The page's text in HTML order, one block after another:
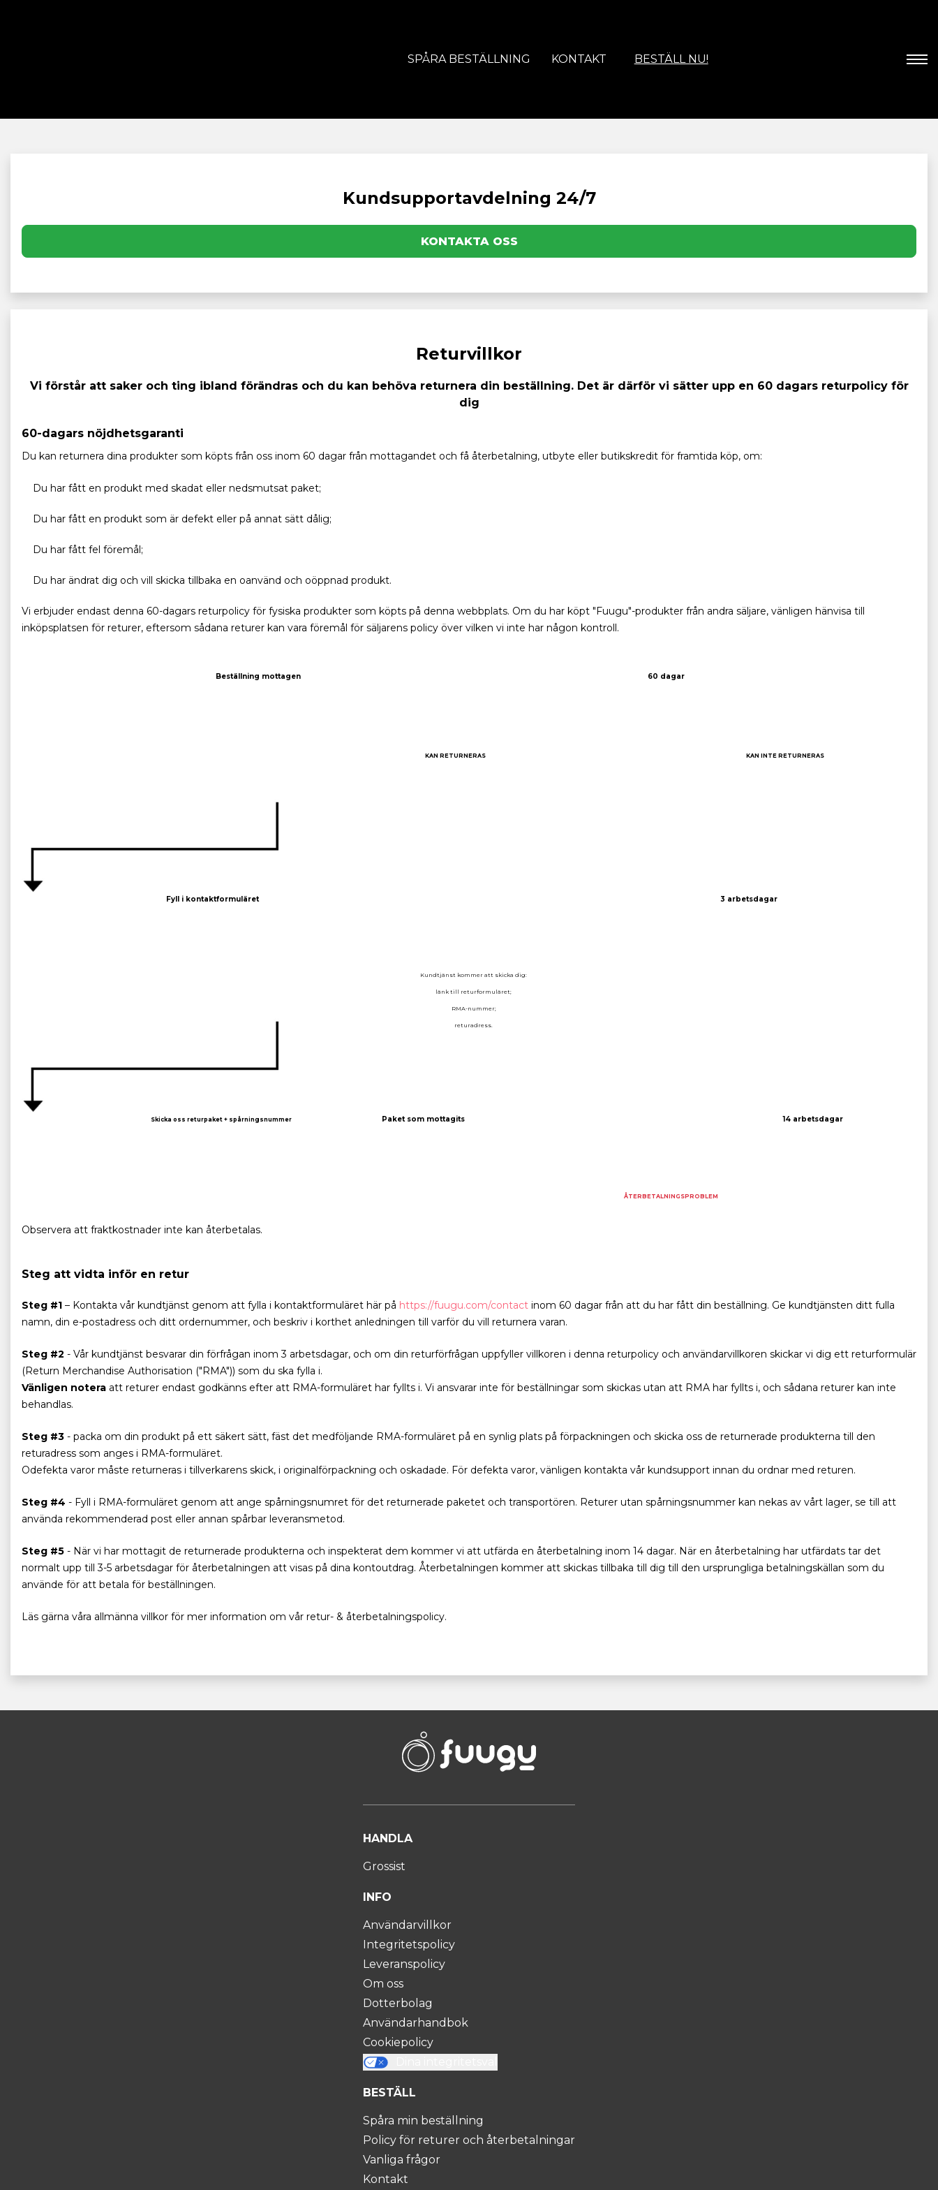
SPÅRA BESTÄLLNING KONTAKT BESTÄLL NU!
Kundsupportavdelning 24/7
KONTAKTA OSS
Returvillkor
Vi förstår att saker och ting ibland förändras och du kan behöva returnera din beställning. Det är därför vi sätter upp en 60 dagars returpolicy för
dig
60-dagars nöjdhetsgaranti
Du kan returnera dina produkter som köpts från oss inom 60 dagar från mottagandet och få återbetalning, utbyte eller butikskredit för framtida köp, om:
Du har fått en produkt med skadat eller nedsmutsat paket;
Du har fått en produkt som är defekt eller på annat sätt dålig;
Du har fått fel föremål;
Du har ändrat dig och vill skicka tillbaka en oanvänd och oöppnad produkt.
Vi erbjuder endast denna 60-dagars returpolicy för fysiska produkter som köpts på denna webbplats. Om du har köpt "Fuugu"-produkter från andra säljare, vänligen hänvisa till
inköpsplatsen för returer, eftersom sådana returer kan vara föremål för säljarens policy över vilken vi inte har någon kontroll.
Beställning mottagen 60 dagar
KAN RETURNERAS KAN INTE RETURNERAS
Fyll i kontaktformuläret 3 arbetsdagar
Kundtjänst kommer att skicka dig:
länk till returformuläret;
RMA-nummer;
returadress.
Skicka oss returpaket + spårningsnummer Paket som mottagits 14 arbetsdagar
ÅTERBETALNINGSPROBLEM
Observera att fraktkostnader inte kan återbetalas.
Steg att vidta inför en retur
Steg #1 – Kontakta vår kundtjänst genom att fylla i kontaktformuläret här på https://fuugu.com/contact inom 60 dagar från att du har fått din beställning. Ge kundtjänsten ditt fulla
namn, din e-postadress och ditt ordernummer, och beskriv i korthet anledningen till varför du vill returnera varan.
Steg #2 - Vår kundtjänst besvarar din förfrågan inom 3 arbetsdagar, och om din returförfrågan uppfyller villkoren i denna returpolicy och användarvillkoren skickar vi dig ett returformulär
(Return Merchandise Authorisation ("RMA")) som du ska fylla i.
Vänligen notera att returer endast godkänns efter att RMA-formuläret har fyllts i. Vi ansvarar inte för beställningar som skickas utan att RMA har fyllts i, och sådana returer kan inte
behandlas.
Steg #3 - packa om din produkt på ett säkert sätt, fäst det medföljande RMA-formuläret på en synlig plats på förpackningen och skicka oss de returnerade produkterna till den
returadress som anges i RMA-formuläret.
Odefekta varor måste returneras i tillverkarens skick, i originalförpackning och oskadade. För defekta varor, vänligen kontakta vår kundsupport innan du ordnar med returen.
Steg #4 - Fyll i RMA-formuläret genom att ange spårningsnumret för det returnerade paketet och transportören. Returer utan spårningsnummer kan nekas av vårt lager, se till att
använda rekommenderad post eller annan spårbar leveransmetod.
Steg #5 - När vi har mottagit de returnerade produkterna och inspekterat dem kommer vi att utfärda en återbetalning inom 14 dagar. När en återbetalning har utfärdats tar det
normalt upp till 3-5 arbetsdagar för återbetalningen att visas på dina kontoutdrag. Återbetalningen kommer att skickas tillbaka till dig till den ursprungliga betalningskällan som du
använde för att betala för beställningen.
Läs gärna våra allmänna villkor för mer information om vår retur- & återbetalningspolicy.
HANDLA
Grossist
INFO
Användarvillkor
Integritetspolicy
Leveranspolicy
Om oss
Dotterbolag
Användarhandbok
Cookiepolicy
BESTÄLL
Spåra min beställning
Policy för returer och återbetalningar
Vanliga frågor
Kontakt